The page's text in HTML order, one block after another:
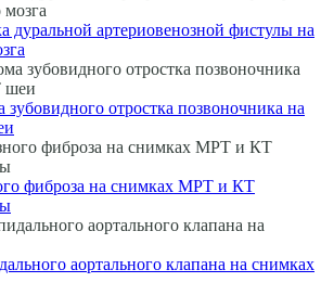
артериовенозной фистулы на
зубовидного отростка позвоночника на
фиброза на снимках МРТ и КТ
аортального клапана на снимках